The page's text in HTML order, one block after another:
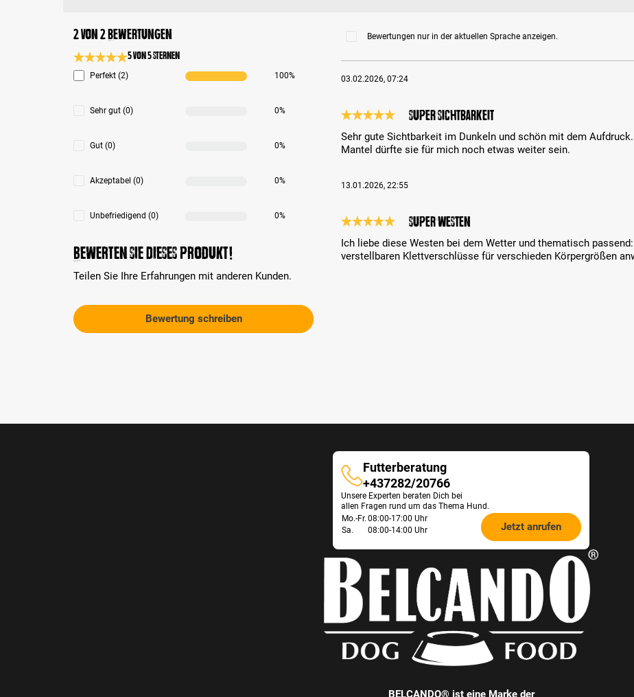
2 von 2 Bewertungen
Durchschnittliche Bewertung 5 von 5 Sternen
5 von 5 Sternen
Perfekt (2) 100%
Sehr gut (0) 0%
Gut (0) 0%
Akzeptabel (0) 0%
Unbefriedigend (0) 0%
Bewerten Sie dieses Produkt!
Teilen Sie Ihre Erfahrungen mit anderen Kunden.
Bewertung schreiben
Bewertungen nur in der aktuellen Sprache anzeigen.
03.02.2026, 07:24
Super Sichtbarkeit
Sehr gute Sichtbarkeit im Dunkeln und schön mit dem
Mantel dürfte sie für mich noch etwas weiter sein.
13.01.2026, 22:55
Super Westen
Ich liebe diese Westen bei dem Wetter und thematisch
verstellbaren Klettverschlüsse für verschieden Körpergrößen
Futterberatung
Futterberatung
+437282/20766
Unsere Experten beraten Dich bei
allen Fragen rund um das Thema Hund.
Öffnungszeiten
Mo.-Fr. 08:00-17:00 Uhr
Sa.
08:00-14:00 Uhr Jetzt anrufen
BELCANDO® ist eine Marke der